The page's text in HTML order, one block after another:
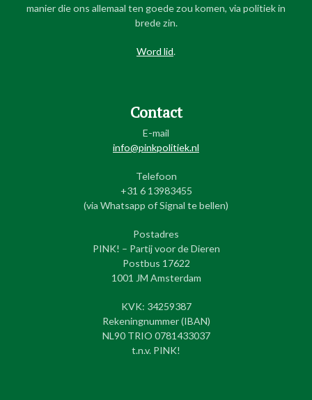
manier die ons allemaal ten goede zou komen, via politiek in
brede zin.
Word lid.
Contact
E-mail
info@pinkpolitiek.nl
Telefoon
+31 6 13983455
(via Whatsapp of Signal te bellen)
Postadres
PINK! – Partij voor de Dieren
Postbus 17622
1001 JM Amsterdam
KVK: 34259387
Rekeningnummer (IBAN)
NL90 TRIO 0781433037
t.n.v. PINK!